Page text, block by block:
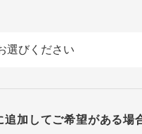
加してご希望がある場